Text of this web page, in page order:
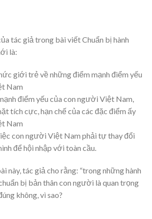
tác giả trong bài viết Chuẩn bị hành
là:
giới trẻ về những điểm mạnh điểm yếu
Nam
điểm yếu của con người Việt Nam,
tích cực, hạn chế của các đặc điểm ấy
Nam
con người Việt Nam phải tự thay đổi
để hội nhập với toàn cầu.
này, tác giả cho rằng: “trong những hành
bị bản thân con người là quan trọng
không, vì sao?